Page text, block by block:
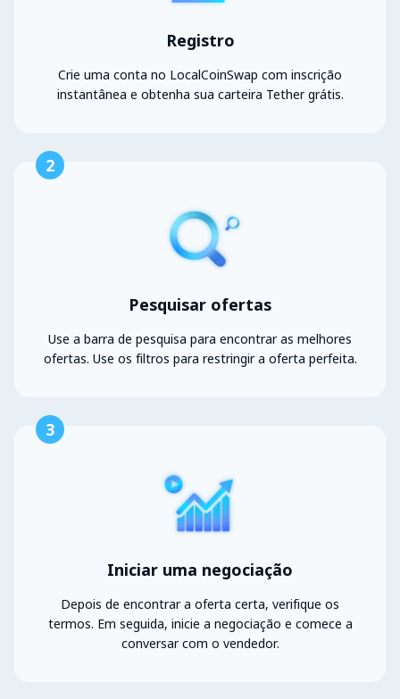
Registro
Crie uma conta no LocalCoinSwap com inscrição
instantânea e obtenha sua carteira Tether grátis.
2
Pesquisar ofertas
Use a barra de pesquisa para encontrar as melhores
ofertas. Use os filtros para restringir a oferta perfeita.
3
Iniciar uma negociação
Depois de encontrar a oferta certa, verifique os
termos. Em seguida, inicie a negociação e comece a
conversar com o vendedor.